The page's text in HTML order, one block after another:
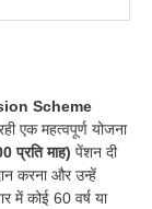
Scheme
एक महत्वपूर्ण योजना
प्रति माह) पेंशन दी
करना और उन्हें
में कोई 60 वर्ष या